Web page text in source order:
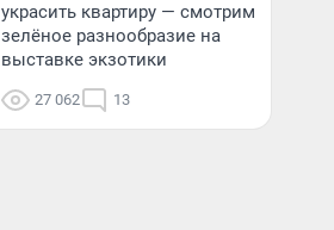
украсить квартиру — смотрим
зелёное разнообразие на
выставке экзотики
27 062 13